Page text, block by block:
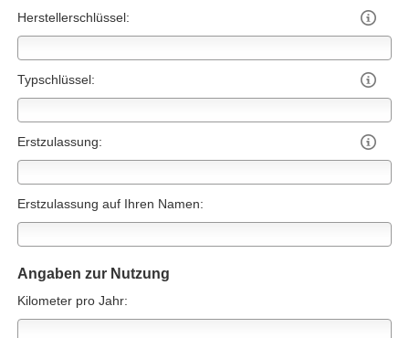
Herstellerschlüssel: 
Typschlüssel: 
Erstzulassung: 
Erstzulassung auf Ihren Namen:
Angaben zur Nutzung
Kilometer pro Jahr: